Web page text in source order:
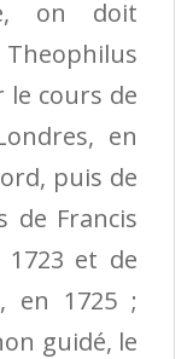
on doit
le cours de
en
puis de
de Francis
1723 et de
en 1725 ;
guidé, le